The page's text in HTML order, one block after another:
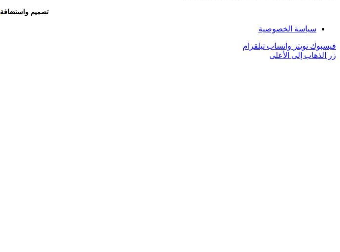
تصميم واستضافة
سياسة الخصوصية
فيسبوك تويتر واتساب تيلقرام
زر الذهاب إلى الأعلى